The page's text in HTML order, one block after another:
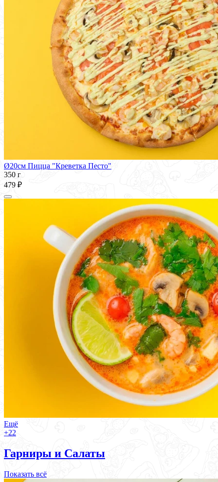
Ø20см Пицца "Креветка Песто"
350 г
479 ₽
Ещё
+22
Гарниры и Салаты
Показать всё